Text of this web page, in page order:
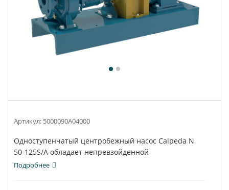
Артикул: 5000090A04000
Одноступенчатый центробежный насос Calpeda N
50-125S/A обладает непревзойденной
универсальностью...
Подробнее